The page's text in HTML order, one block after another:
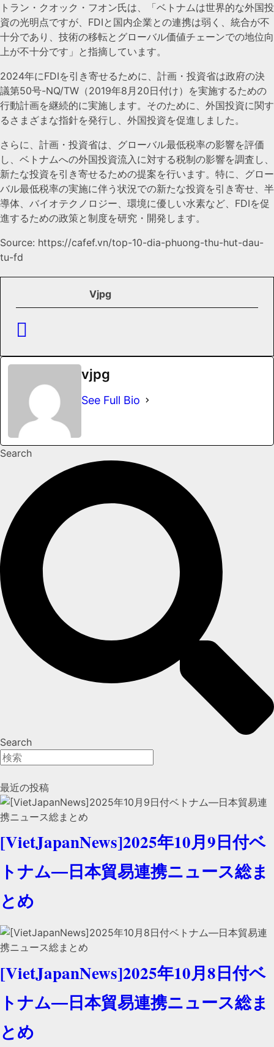
トラン・クオック・フオン氏は、「ベトナムは世界的な外国投
資の光明点ですが、FDIと国内企業との連携は弱く、統合が不
十分であり、技術の移転とグローバル価値チェーンでの地位向
上が不十分です」と指摘しています。
2024年にFDIを引き寄せるために、計画・投資省は政府の決
議第50号-NQ/TW（2019年8月20日付け）を実施するための
行動計画を継続的に実施します。そのために、外国投資に関す
るさまざまな指針を発行し、外国投資を促進しました。
さらに、計画・投資省は、グローバル最低税率の影響を評価
し、ベトナムへの外国投資流入に対する税制の影響を調査し、
新たな投資を引き寄せるための提案を行います。特に、グロー
バル最低税率の実施に伴う状況での新たな投資を引き寄せ、半
導体、バイオテクノロジー、環境に優しい水素など、FDIを促
進するための政策と制度を研究・開発します。
Source: https://cafef.vn/top-10-dia-phuong-thu-hut-dau-
tu-fd
Vjpg
vjpg
See Full Bio
Search
Search
最近の投稿
[VietJapanNews]2025年10月9日付ベ
トナム―日本貿易連携ニュース総ま
とめ
[VietJapanNews]2025年10月8日付ベ
トナム―日本貿易連携ニュース総ま
とめ